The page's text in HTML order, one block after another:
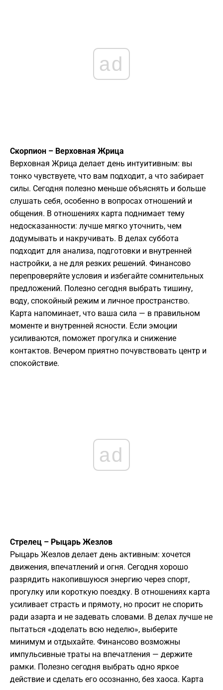
ad
Скорпион – Верховная Жрица
Верховная Жрица делает день интуитивным: вы
тонко чувствуете, что вам подходит, а что забирает
силы. Сегодня полезно меньше объяснять и больше
слушать себя, особенно в вопросах отношений и
общения. В отношениях карта поднимает тему
недосказанности: лучше мягко уточнить, чем
додумывать и накручивать. В делах суббота
подходит для анализа, подготовки и внутренней
настройки, а не для резких решений. Финансово
перепроверяйте условия и избегайте сомнительных
предложений. Полезно сегодня выбрать тишину,
воду, спокойный режим и личное пространство.
Карта напоминает, что ваша сила — в правильном
моменте и внутренней ясности. Если эмоции
усиливаются, поможет прогулка и снижение
контактов. Вечером приятно почувствовать центр и
спокойствие.
ad
Стрелец – Рыцарь Жезлов
Рыцарь Жезлов делает день активным: хочется
движения, впечатлений и огня. Сегодня хорошо
разрядить накопившуюся энергию через спорт,
прогулку или короткую поездку. В отношениях карта
усиливает страсть и прямоту, но просит не спорить
ради азарта и не задевать словами. В делах лучше не
пытаться «доделать всю неделю», выберите
минимум и отдыхайте. Финансово возможны
импульсивные траты на впечатления — держите
рамки. Полезно сегодня выбрать одно яркое
действие и сделать его осознанно, без хаоса. Карта